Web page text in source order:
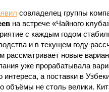
совладелец группы
на встрече «Чайного
с каждым годом
и в текущем году
рассматривает новые
уже прорабатывала
а поставки в
объёмы не столь велики.